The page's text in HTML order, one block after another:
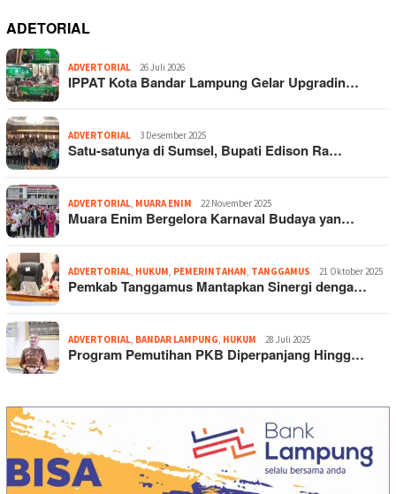
ADETORIAL
ADVERTORIAL 26 Juli 2026
IPPAT Kota Bandar Lampung Gelar Upgradin…
ADVERTORIAL 3 Desember 2025
Satu-satunya di Sumsel, Bupati Edison Ra…
ADVERTORIAL MUARA ENIM 22 November 2025
Muara Enim Bergelora Karnaval Budaya yan…
ADVERTORIAL HUKUM PEMERINTAHAN TANGGAMUS 21 Oktober 2025
Pemkab Tanggamus Mantapkan Sinergi denga…
ADVERTORIAL BANDAR LAMPUNG HUKUM 28 Juli 2025
Program Pemutihan PKB Diperpanjang Hingg…